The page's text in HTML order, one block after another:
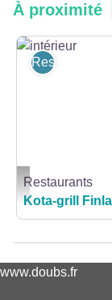
À proximité
intérieur - Norbert
Restaurants
Restaurants
Kota-grill
www.doubs.fr